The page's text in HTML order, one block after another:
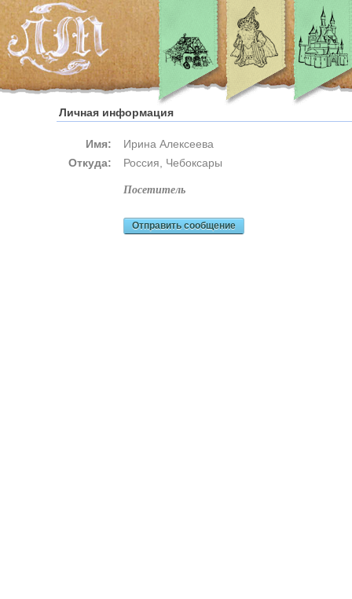
Личная информация
Имя:
Ирина Алексеева
Откуда:
Россия, Чебоксары
посетитель
Отправить сообщение